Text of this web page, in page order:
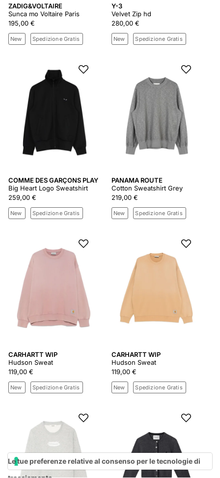
ZADIG&VOLTAIRE
Sunca mo Voltaire Paris
195,00 €
New Spedizione Gratis
Y-3
Velvet Zip hd
280,00 €
New Spedizione Gratis
COMME DES GARÇONS PLAY
Big Heart Logo Sweatshirt
259,00 €
New Spedizione Gratis
PANAMA ROUTE
Cotton Sweatshirt Grey
219,00 €
New Spedizione Gratis
CARHARTT WIP
Hudson Sweat
119,00 €
New Spedizione Gratis
CARHARTT WIP
Hudson Sweat
119,00 €
New Spedizione Gratis
Le tue preferenze relative al consenso per le tecnologie di